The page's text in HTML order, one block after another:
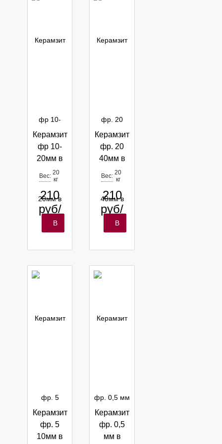
Керамзит
фр 10-
20мм в
мешках
по 0,04м3
Вес: 20
кг
210
руб/
шт
В
Керамзит
фр. 20
40мм в
мешках
по 0,04м3
Вес: 20
кг
210
руб/
шт
В
Керамзит
фр. 5
10мм в
Керамзит
фр. 0,5
мм в